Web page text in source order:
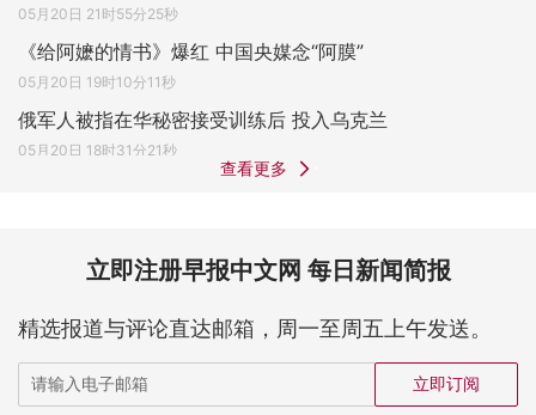
05月20日 21时55分25秒
《给阿嬷的情书》爆红 中国央媒念“阿膜”
05月20日 19时10分11秒
俄军人被指在华秘密接受训练后 投入乌克兰
05月20日 18时31分21秒
查看更多
立即注册早报中文网 每日新闻简报
精选报道与评论直达邮箱，周一至周五上午发送。
立即订阅